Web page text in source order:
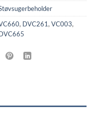
, DVC261, VC003,